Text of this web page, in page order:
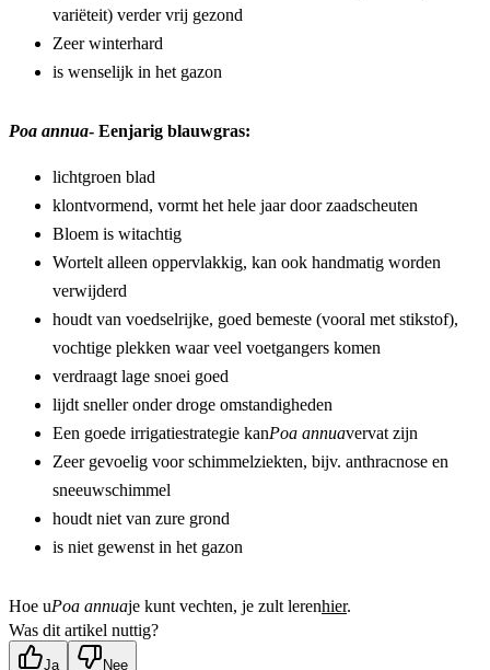
variëteit) verder vrij gezond
Zeer winterhard
is wenselijk in het gazon
Poa annua- Eenjarig blauwgras:
lichtgroen blad
klontvormend, vormt het hele jaar door zaadscheuten
Bloem is witachtig
Wortelt alleen oppervlakkig, kan ook handmatig worden
verwijderd
houdt van voedselrijke, goed bemeste (vooral met stikstof),
vochtige plekken waar veel voetgangers komen
verdraagt lage snoei goed
lijdt sneller onder droge omstandigheden
Een goede irrigatiestrategie kanPoa annuavervat zijn
Zeer gevoelig voor schimmelziekten, bijv. anthracnose en
sneeuwschimmel
houdt niet van zure grond
is niet gewenst in het gazon
Hoe uPoa annuaje kunt vechten, je zult lerenhier.
Was dit artikel nuttig?
Ja Nee